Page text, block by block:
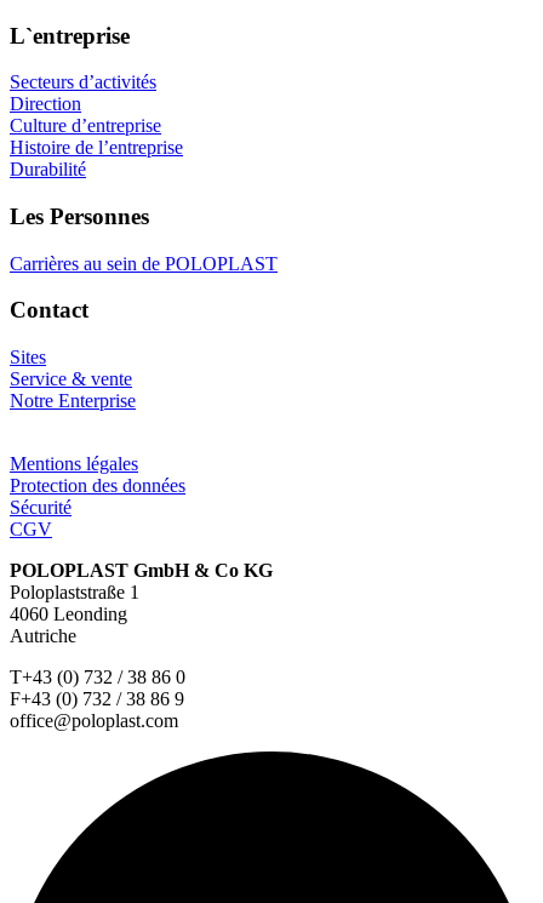
L`entreprise
Secteurs d’activités
Direction
Culture d’entreprise
Histoire de l’entreprise
Durabilité
Les Personnes
Carrières au sein de POLOPLAST
Contact
Sites
Service & vente
Notre Enterprise
Mentions légales
Protection des données
Sécurité
CGV
POLOPLAST GmbH & Co KG
Poloplaststraße 1
4060 Leonding
Autriche
T+43 (0) 732 / 38 86 0
F+43 (0) 732 / 38 86 9
office@poloplast.com